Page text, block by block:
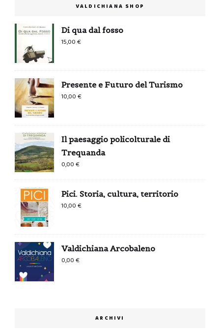
VALDICHIANA SHOP
Di qua dal fosso
15,00€
Presente e Futuro del Turismo
10,00€
Il paesaggio policolturale di
Trequanda
0,00€
Pici. Storia, cultura, territorio
10,00€
Valdichiana Arcobaleno
0,00€
ARCHIVI